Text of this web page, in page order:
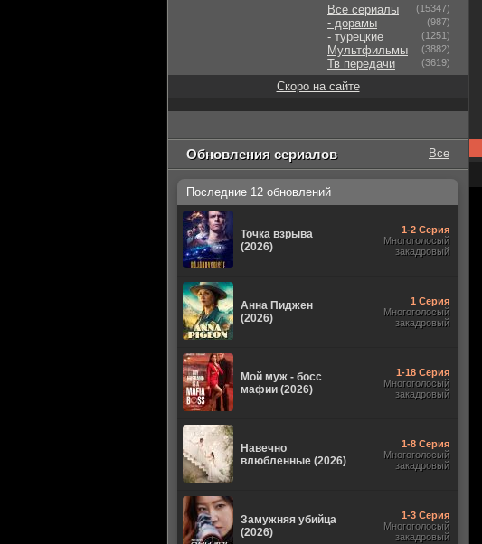
Все сериалы (15347)
- дорамы (987)
- турецкие (1251)
Мультфильмы (3882)
Тв передачи (3619)
Скоро на сайте
Обновления сериалов Все
Последние 12 обновлений
Точка взрыва
(2026)
1-2 Серия
Многоголосый
закадровый
Анна Пиджен
(2026)
1 Серия
Многоголосый
закадровый
Мой муж - босс
мафии (2026)
1-18 Серия
Многоголосый
закадровый
Навечно
влюбленные (2026)
1-8 Серия
Многоголосый
закадровый
Замужняя убийца
(2026)
1-3 Серия
Многоголосый
закадровый